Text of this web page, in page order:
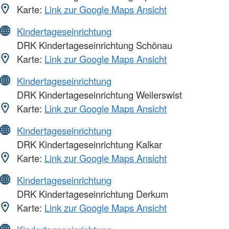
Karte: Link zur Google Maps Ansicht
Kindertageseinrichtung
DRK Kindertageseinrichtung Schönau
Karte: Link zur Google Maps Ansicht
Kindertageseinrichtung
DRK Kindertageseinrichtung Weilerswist
Karte: Link zur Google Maps Ansicht
Kindertageseinrichtung
DRK Kindertageseinrichtung Kalkar
Karte: Link zur Google Maps Ansicht
Kindertageseinrichtung
DRK Kindertageseinrichtung Derkum
Karte: Link zur Google Maps Ansicht